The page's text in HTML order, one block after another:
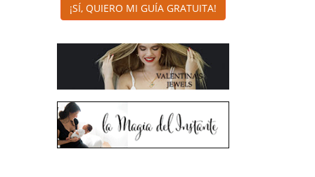
¡SÍ, QUIERO MI GUÍA GRATUITA!